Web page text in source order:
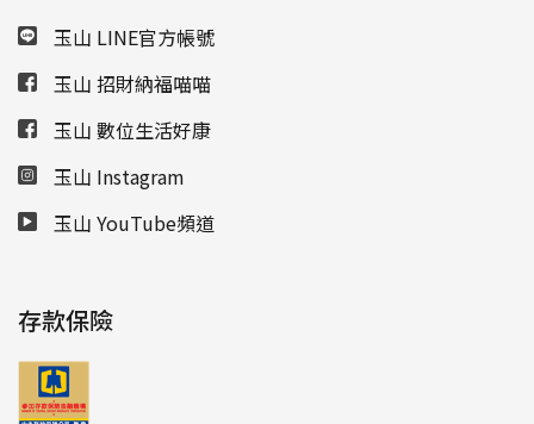
玉山 LINE官方帳號
玉山 招財納福喵喵
玉山 數位生活好康
玉山 Instagram
玉山 YouTube頻道
存款保險